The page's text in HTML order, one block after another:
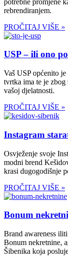
rebrendiranjem.
PROČITAJ VIŠE »
USP – ili ono
Vaš USP općenito
tvrtka ima te je
vašoj djelatnosti.
PROČITAJ VIŠE »
Instagram
Osvježenje svoje
modni brend
krasi dugogodišnje
PROČITAJ VIŠE »
Bonum
Brand awareness
Bonum nekretnine,
Šibenika koja